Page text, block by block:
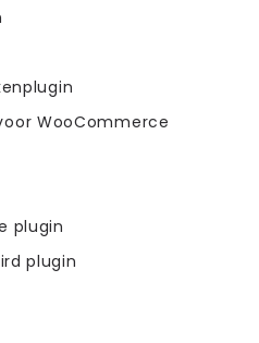
WooCommerce
plugin
plugin